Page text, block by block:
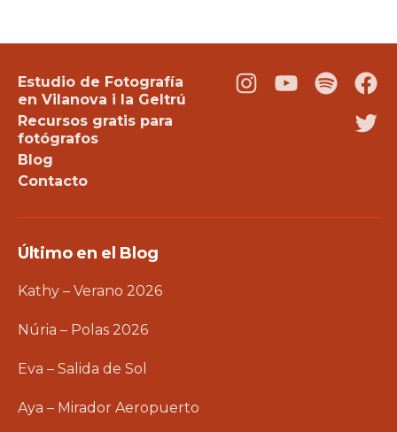
Estudio de Fotografía
en Vilanova i la Geltrú
Recursos gratis para
fotógrafos
Blog
Contacto
Instagram
YoutubePodcast
Último en el Blog
Kathy – Verano 2026
Núria – Polas 2026
Eva – Salida de Sol
Aya – Mirador Aeropuerto